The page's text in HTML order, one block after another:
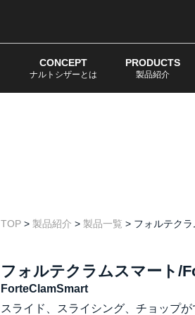
CONCEPT
ナルトシザーとは
PRODUCTS
製品紹介
TOP > 製品紹介 > 製品一覧 > フォルテク
フォルテクラムスマート/
ForteClamSmart
スライド、スライシング、チョップ